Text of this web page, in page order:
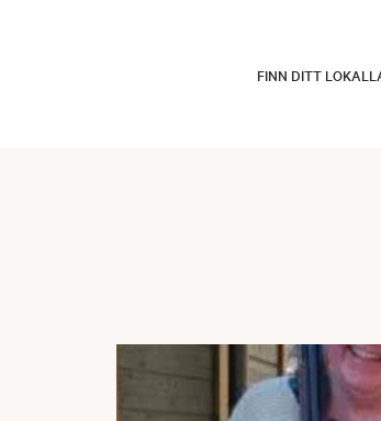
FINN DITT